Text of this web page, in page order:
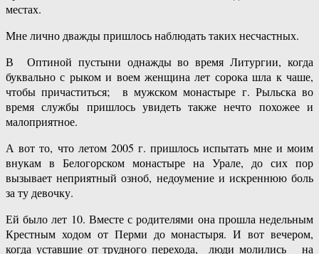
местах.
Мне лично дважды пришлось наблюдать таких несчастных.
В Оптиной пустыни однажды во время Литургии, когда
буквально с рыком и воем женщина лет сорока шла к чаше,
чтобы причаститься; в мужском монастыре г. Рыльска во
время службы пришлось увидеть также нечто похожее и
малоприятное.
А вот то, что летом 2005 г. пришлось испытать мне и моим
внукам в Белогорском монастыре на Урале, до сих пор
вызывает неприятный озноб, недоумение и искреннюю боль
за ту девочку.
Ей было лет 10. Вместе с родителями она прошла недельным
Крестным ходом от Перми до монастыря. И вот вечером,
когда уставшие от трудного перехода, люди молились на